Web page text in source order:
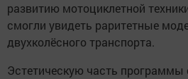
развитию мотоциклетной
смогли увидеть раритетные
двухколёсного транспорта.
Эстетическую часть программы